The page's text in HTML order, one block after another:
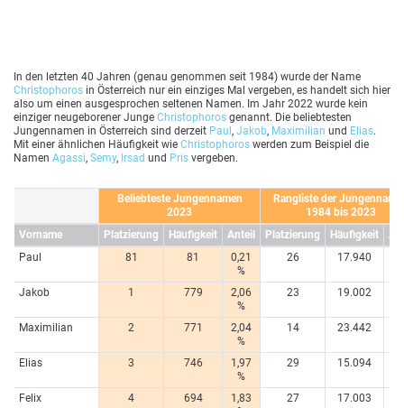
In den letzten 40 Jahren (genau genommen seit 1984) wurde der Name
Christophoros in Österreich nur ein einziges Mal vergeben, es handelt sich hier
also um einen ausgesprochen seltenen Namen. Im Jahr 2022 wurde kein
einziger neugeborener Junge Christophoros genannt. Die beliebtesten
Jungennamen in Österreich sind derzeit Paul , Jakob, Maximilian und Elias.
Mit einer ähnlichen Häufigkeit wie Christophoros werden zum Beispiel die
Namen Agassi, Semy, Irsad und Pris vergeben.
Beliebteste Jungennamen
2023
Rangliste der
1984 bis 2023
Vorname
Platzierung Häufigkeit Anteil Platzierung Häufigkeit
Paul
81 81
0,21
%
26 17.940
Jakob
1 779
2,06
%
23 19.002
Maximilian
2 771
2,04
%
14 23.442
Elias
3 746
1,97
%
29 15.094
Felix
4 694
1,83
27 17.003